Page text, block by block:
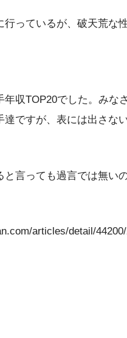
行っているが、破天荒な
収TOP20でした。みな
ですが、表には出さな
言っても過言では無い
articles/detail/